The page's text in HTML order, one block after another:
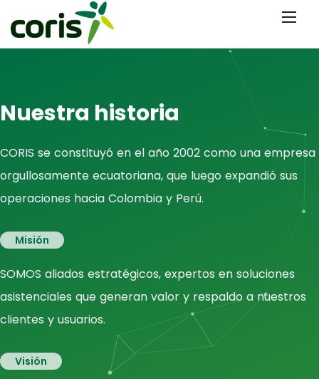
Nuestra historia
CORIS se constituyó en el año 2002 como una empresa
orgullosamente ecuatoriana, que luego expandió sus
operaciones hacia Colombia y Perú.
Misión
SOMOS aliados estratégicos, expertos en soluciones
asistenciales que generan valor y respaldo a nuestros
clientes y usuarios.
Visión